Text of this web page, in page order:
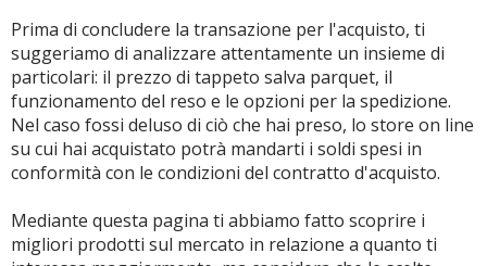
Prima di concludere la transazione per l'acquisto, ti
suggeriamo di analizzare attentamente un insieme di
particolari: il prezzo di tappeto salva parquet, il
funzionamento del reso e le opzioni per la spedizione.
Nel caso fossi deluso di ciò che hai preso, lo store on line
su cui hai acquistato potrà mandarti i soldi spesi in
conformità con le condizioni del contratto d'acquisto.
Mediante questa pagina ti abbiamo fatto scoprire i
migliori prodotti sul mercato in relazione a quanto ti